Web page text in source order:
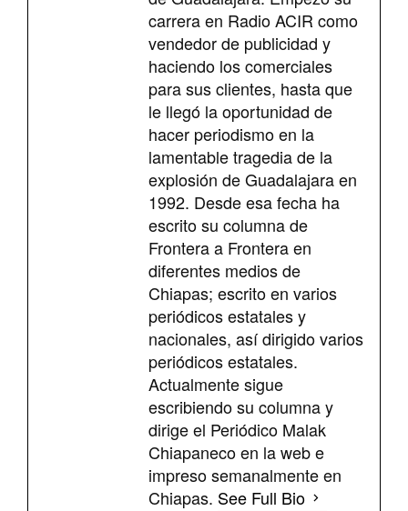
carrera en Radio ACIR como
vendedor de publicidad y
haciendo los comerciales
para sus clientes, hasta que
le llegó la oportunidad de
hacer periodismo en la
lamentable tragedia de la
explosión de Guadalajara en
1992. Desde esa fecha ha
escrito su columna de
Frontera a Frontera en
diferentes medios de
Chiapas; escrito en varios
periódicos estatales y
nacionales, así dirigido varios
periódicos estatales.
Actualmente sigue
escribiendo su columna y
dirige el Periódico Malak
Chiapaneco en la web e
impreso semanalmente en
Chiapas. See Full Bio